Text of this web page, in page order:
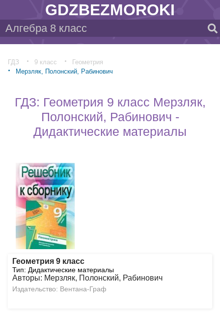
GDZBEZMOROKI
ГДЗ 9 класс
Геометрия
Мерзляк, Полонский, Рабинович
ГДЗ: Геометрия 9 класс Мерзляк,
Полонский, Рабинович -
Дидактические материалы
Геометрия 9 класс
Тип: Дидактические материалы
Авторы: Мерзляк, Полонский, Рабинович
Издательство: Вентана-Граф